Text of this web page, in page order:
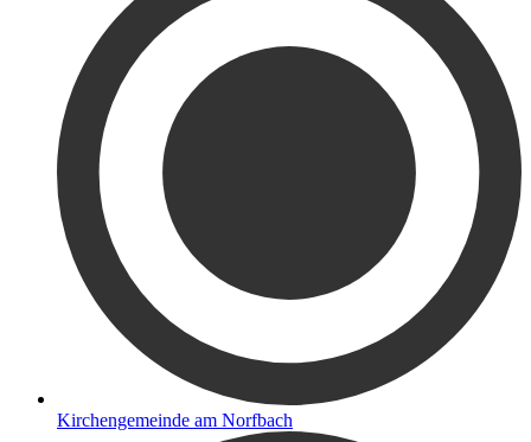
Kirchengemeinde am Norfbach